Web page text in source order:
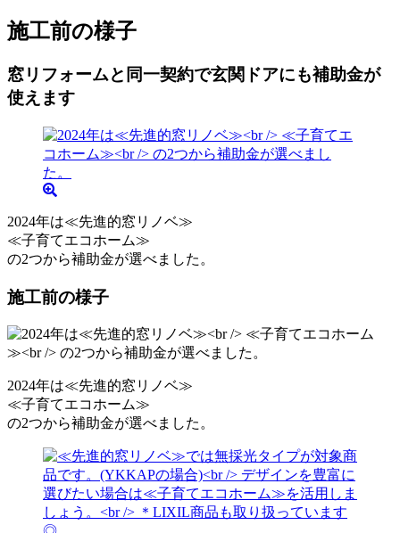
施工前の様子
窓リフォームと同一契約で玄関ドアにも補助金が
使えます
2024年は≪先進的窓リノベ≫
≪子育てエコホーム≫
の2つから補助金が選べました。
施工前の様子
2024年は≪先進的窓リノベ≫
≪子育てエコホーム≫
の2つから補助金が選べました。